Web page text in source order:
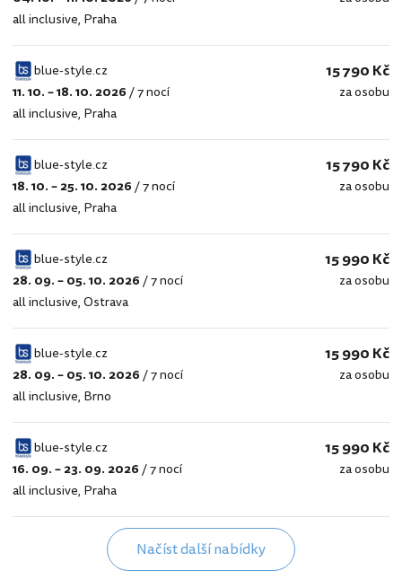
blue-
style.cz
all inclusive, Praha
blue-
style.cz
blue-style.cz
11. 10. – 18. 10. 2026/7 nocí
all inclusive, Praha
15 790 Kč
za osobu
blue-
style.cz
blue-style.cz
18. 10. – 25. 10. 2026/7 nocí
all inclusive, Praha
15 790 Kč
za osobu
blue-
style.cz
blue-style.cz
28. 09. – 05. 10. 2026/7 nocí
all inclusive,Ostrava
15 990 Kč
za osobu
blue-
style.cz
blue-style.cz
28. 09. – 05. 10. 2026/7 nocí
all inclusive, Brno
15 990 Kč
za osobu
blue-
style.cz
blue-style.cz
16. 09. – 23. 09. 2026/7 nocí
all inclusive, Praha
15 990 Kč
za osobu
Načíst další nabídky